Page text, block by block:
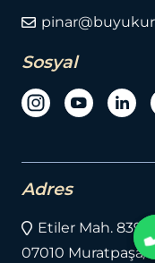
Sosyal
Adres
Etiler Mah. 839
07010 Muratpaşa/